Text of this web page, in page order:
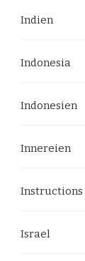
Indien
Indonesia
Indonesien
Innereien
Instructions
Israel